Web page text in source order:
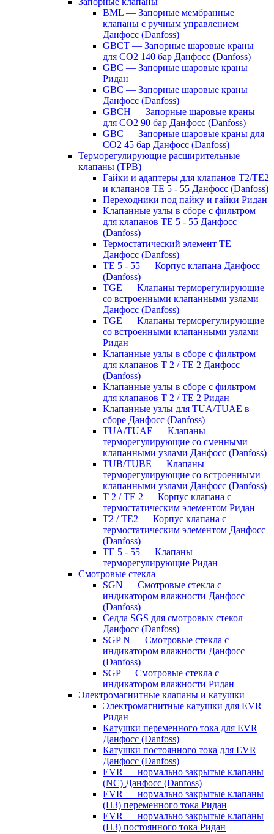
BML — Запорные мембранные
клапаны с ручным управлением
Данфосс (Danfoss)
GBCT — Запорные шаровые краны
для CO2 140 бар Данфосс (Danfoss)
GBC — Запорные шаровые краны
Ридан
GBC — Запорные шаровые краны
Данфосс (Danfoss)
GBCH — Запорные шаровые краны
для CO2 90 бар Данфосс (Danfoss)
GBC — Запорные шаровые краны для
CO2 45 бар Данфосс (Danfoss)
Терморегулирующие расширительные
клапаны (ТРВ)
Гайки и адаптеры для клапанов T2/TE2
и клапанов TE 5 - 55 Данфосс (Danfoss)
Переходники под пайку и гайки Ридан
Клапанные узлы в сборе с фильтром
для клапанов TE 5 - 55 Данфосс
(Danfoss)
Термостатический элемент TE
Данфосс (Danfoss)
TE 5 - 55 — Корпус клапана Данфосс
(Danfoss)
TGE — Клапаны терморегулирующие
со встроенными клапанными узлами
Данфосс (Danfoss)
TGE — Клапаны терморегулирующие
со встроенными клапанными узлами
Ридан
Клапанные узлы в сборе с фильтром
для клапанов T 2 / TE 2 Данфосс
(Danfoss)
Клапанные узлы в сборе с фильтром
для клапанов T 2 / TE 2 Ридан
Клапанные узлы для TUA/TUAE в
сборе Данфосс (Danfoss)
TUA/TUAE — Клапаны
терморегулирующие со сменными
клапанными узлами Данфосс (Danfoss)
TUB/TUBE — Клапаны
терморегулирующие со встроенными
клапанными узлами Данфосс (Danfoss)
T 2 / TE 2 — Корпус клапана с
термостатическим элементом Ридан
T2 / TE2 — Корпус клапана с
термостатическим элементом Данфосс
(Danfoss)
TE 5 - 55 — Клапаны
терморегулирующие Ридан
Смотровые стекла
SGN — Смотровые стекла с
индикатором влажности Данфосс
(Danfoss)
Седла SGS для смотровых стекол
Данфосс (Danfoss)
SGP N — Смотровые стекла с
индикатором влажности Данфосс
(Danfoss)
SGP — Смотровые стекла с
индикатором влажности Ридан
Электромагнитные клапаны и катушки
Электромагнитные катушки для EVR
Ридан
Катушки переменного тока для EVR
Данфосс (Danfoss)
Катушки постоянного тока для EVR
Данфосс (Danfoss)
EVR — нормально закрытые клапаны
(NC) Данфосс (Danfoss)
EVR — нормально закрытые клапаны
(НЗ) переменного тока Ридан
EVR — нормально закрытые клапаны
(НЗ) постоянного тока Ридан